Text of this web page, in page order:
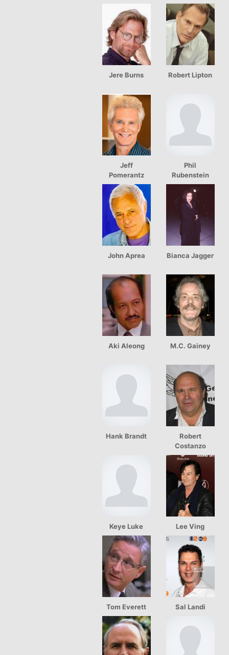
Jere Burns Robert Lipton
Jeff
Pomerantz
Phil
Rubenstein
John Aprea Bianca Jagger
Aki Aleong M.C. Gainey
Hank Brandt
Robert
Costanzo
Keye Luke Lee Ving
Tom Everett Sal Landi